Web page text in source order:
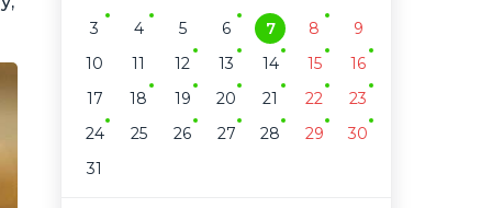
3
4 5 6 7 8
9
10
11 12 13 14 15
16
17
18 19 20 21 22
23
24
25 26 27 28 29
30
31